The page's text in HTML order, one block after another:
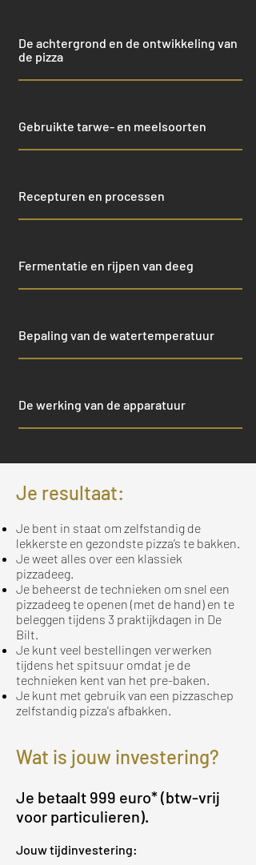
De achtergrond en de ontwikkeling van
de pizza
Gebruikte tarwe- en meelsoorten
Recepturen en processen
Fermentatie en rijpen van deeg
Bepaling van de watertemperatuur
De werking van de apparatuur
Je resultaat:
Je bent in staat om zelfstandig de
lekkerste en gezondste pizza’s te bakken.
Je weet alles over een klassiek
pizzadeeg.
Je beheerst de technieken om snel een
pizzadeeg te openen (met de hand) en te
beleggen tijdens 3 praktijkdagen in De
Bilt.
Je kunt veel bestellingen verwerken
tijdens het spitsuur omdat je de
technieken kent van het pre-baken.
Je kunt met gebruik van een pizzaschep
zelfstandig pizza's afbakken.
Wat is jouw investering?
Je betaalt 999 euro* (btw-vrij
voor particulieren).
Jouw tijdinvestering: